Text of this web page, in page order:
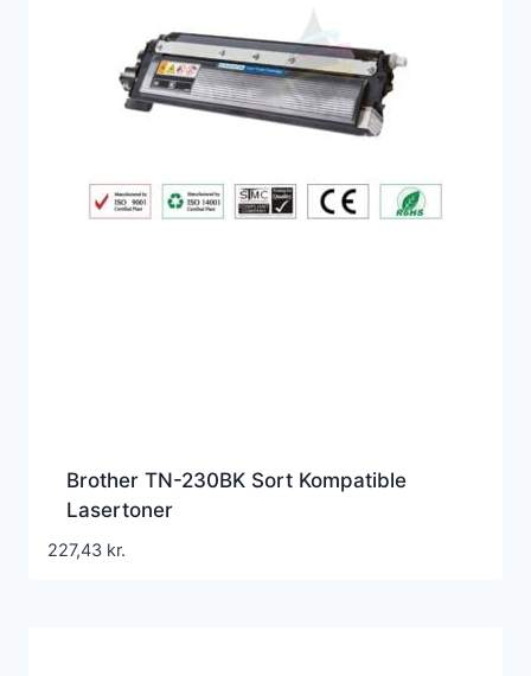
Brother TN-230BK Sort Kompatible
Lasertoner
227,43 kr.